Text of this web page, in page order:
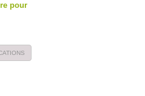
pour